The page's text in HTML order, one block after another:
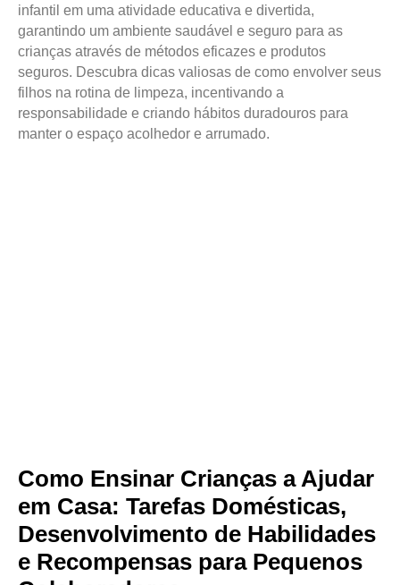
infantil em uma atividade educativa e divertida,
garantindo um ambiente saudável e seguro para as
crianças através de métodos eficazes e produtos
seguros. Descubra dicas valiosas de como envolver seus
filhos na rotina de limpeza, incentivando a
responsabilidade e criando hábitos duradouros para
manter o espaço acolhedor e arrumado.
Como Ensinar Crianças a Ajudar
em Casa: Tarefas Domésticas,
Desenvolvimento de Habilidades
e Recompensas para Pequenos